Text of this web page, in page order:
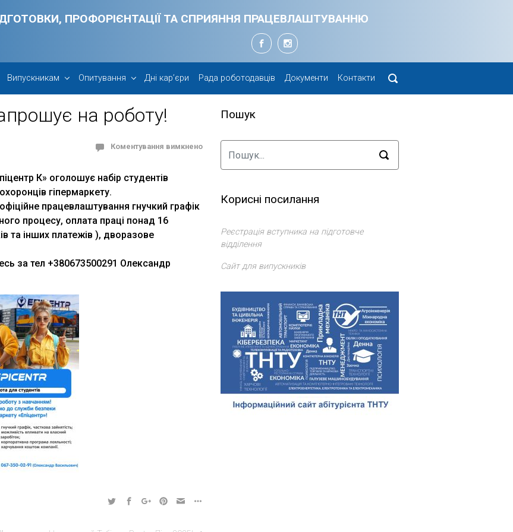
ПРОФОРІЄНТАЦІЇ ТА СПРИЯННЯ ПРАЦЕВЛАШТУВАННЮ
Випускникам Опитування Дні кар’єри Рада роботодавців Документи Контакти
на роботу!
Коментування вимкнено
К» оголошує набір студентів
гіпермаркету.
працевлаштування гнучкий графік
процесу, оплата праці понад 16
та інших платежів ), дворазове
за тел +380673500291 Олександр
Пошук
Корисні посилання
Реєстрація вступника на підготовче
відділення
Сайт для випускників